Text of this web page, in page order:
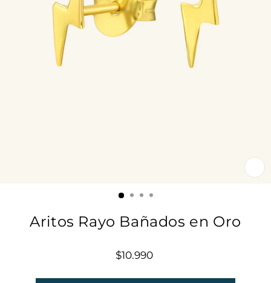
Aritos Rayo Bañados en Oro
Precio
$10.990